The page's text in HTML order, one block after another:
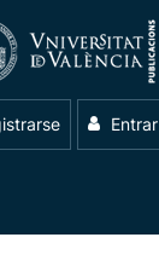
Entrar